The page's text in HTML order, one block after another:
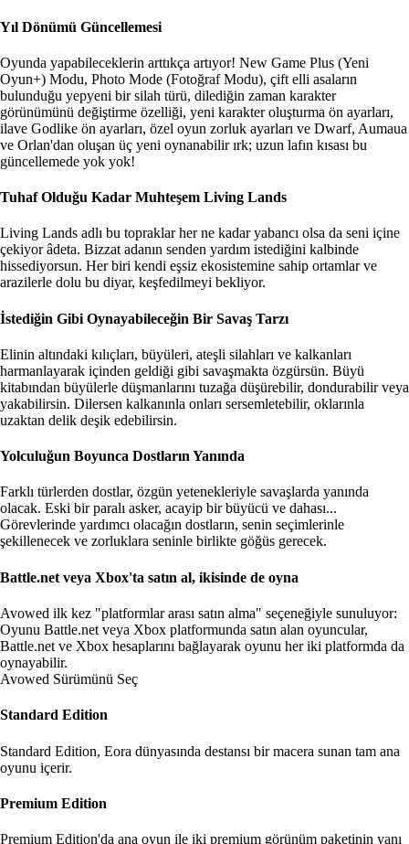
Yıl Dönümü Güncellemesi
Oyunda yapabileceklerin arttıkça artıyor! New Game Plus (Yeni
Oyun+) Modu, Photo Mode (Fotoğraf Modu), çift elli asaların
bulunduğu yepyeni bir silah türü, dilediğin zaman karakter
görünümünü değiştirme özelliği, yeni karakter oluşturma ön ayarları,
ilave Godlike ön ayarları, özel oyun zorluk ayarları ve Dwarf, Aumaua
ve Orlan'dan oluşan üç yeni oynanabilir ırk; uzun lafın kısası bu
güncellemede yok yok!
Tuhaf Olduğu Kadar Muhteşem Living Lands
Living Lands adlı bu topraklar her ne kadar yabancı olsa da seni içine
çekiyor âdeta. Bizzat adanın senden yardım istediğini kalbinde
hissediyorsun. Her biri kendi eşsiz ekosistemine sahip ortamlar ve
arazilerle dolu bu diyar, keşfedilmeyi bekliyor.
İstediğin Gibi Oynayabileceğin Bir Savaş Tarzı
Elinin altındaki kılıçları, büyüleri, ateşli silahları ve kalkanları
harmanlayarak içinden geldiği gibi savaşmakta özgürsün. Büyü
kitabından büyülerle düşmanlarını tuzağa düşürebilir, dondurabilir veya
yakabilirsin. Dilersen kalkanınla onları sersemletebilir, oklarınla
uzaktan delik deşik edebilirsin.
Yolculuğun Boyunca Dostların Yanında
Farklı türlerden dostlar, özgün yetenekleriyle savaşlarda yanında
olacak. Eski bir paralı asker, acayip bir büyücü ve dahası...
Görevlerinde yardımcı olacağın dostların, senin seçimlerinle
şekillenecek ve zorluklara seninle birlikte göğüs gerecek.
Battle.net veya Xbox'ta satın al, ikisinde de oyna
Avowed ilk kez "platformlar arası satın alma" seçeneğiyle sunuluyor:
Oyunu Battle.net veya Xbox platformunda satın alan oyuncular,
Battle.net ve Xbox hesaplarını bağlayarak oyunu her iki platformda da
oynayabilir.
Avowed Sürümünü Seç
Standard Edition
Standard Edition, Eora dünyasında destansı bir macera sunan tam ana
oyunu içerir.
Premium Edition
Premium Edition'da ana oyun ile iki premium görünüm paketinin yanı